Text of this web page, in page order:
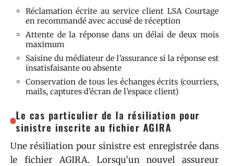
Réclamation écrite au service client LSA Courtage
en recommandé avec accusé de réception
Attente de la réponse dans un délai de deux mois
maximum
Saisine du médiateur de l’assurance si la réponse est
insatisfaisante ou absente
Conservation de tous les échanges écrits (courriers,
mails, captures d’écran de l’espace client)
Le cas particulier de la résiliation pour
sinistre inscrite au fichier AGIRA
Une résiliation pour sinistre est enregistrée dans
le fichier AGIRA. Lorsqu’un nouvel assureur